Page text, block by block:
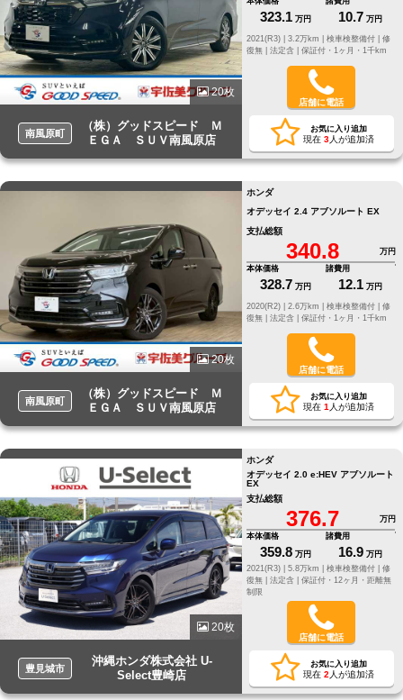
20枚
南風原町
（株）グッドスピード Ｍ
ＥＧＡ ＳＵＶ南風原店
323.1 万円 10.7 万円
修
復無 | 法定含 | 保証付・1ヶ月・1千km
店舗に電話
お気に入り追加
現在 3人が追加済
20枚
南風原町
（株）グッドスピード Ｍ
ＥＧＡ ＳＵＶ南風原店
ホンダ
オデッセイ 2.4 アブソルート EX
支払総額
340.8
万円
本体価格
328.7 万円
諸費用
12.1 万円
修
復無 | 法定含 | 保証付・1ヶ月・1千km
店舗に電話
お気に入り追加
現在 1 人が追加済
20枚
豊見城市
沖縄ホンダ株式会社 U-
Select豊崎店
ホンダ
オデッセイ 2.0 e:HEV アブソルート
EX
支払総額
376.7
万円
本体価格
359.8 万円
諸費用
16.9 万円
2021(R3) |
5.8万km | 検車検整備付 | 修
復無 | 法定含 | 保証付・12ヶ月・距離無
制限
店舗に電話
お気に入り追加
現在 2 人が追加済